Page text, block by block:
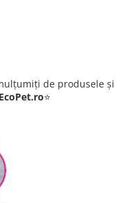
de produsele și
EcoPet.ro⭐